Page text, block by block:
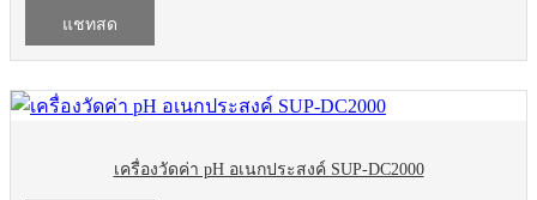
แชทสด
เครื่องวัดค่า pH อเนกประสงค์ SUP-DC2000